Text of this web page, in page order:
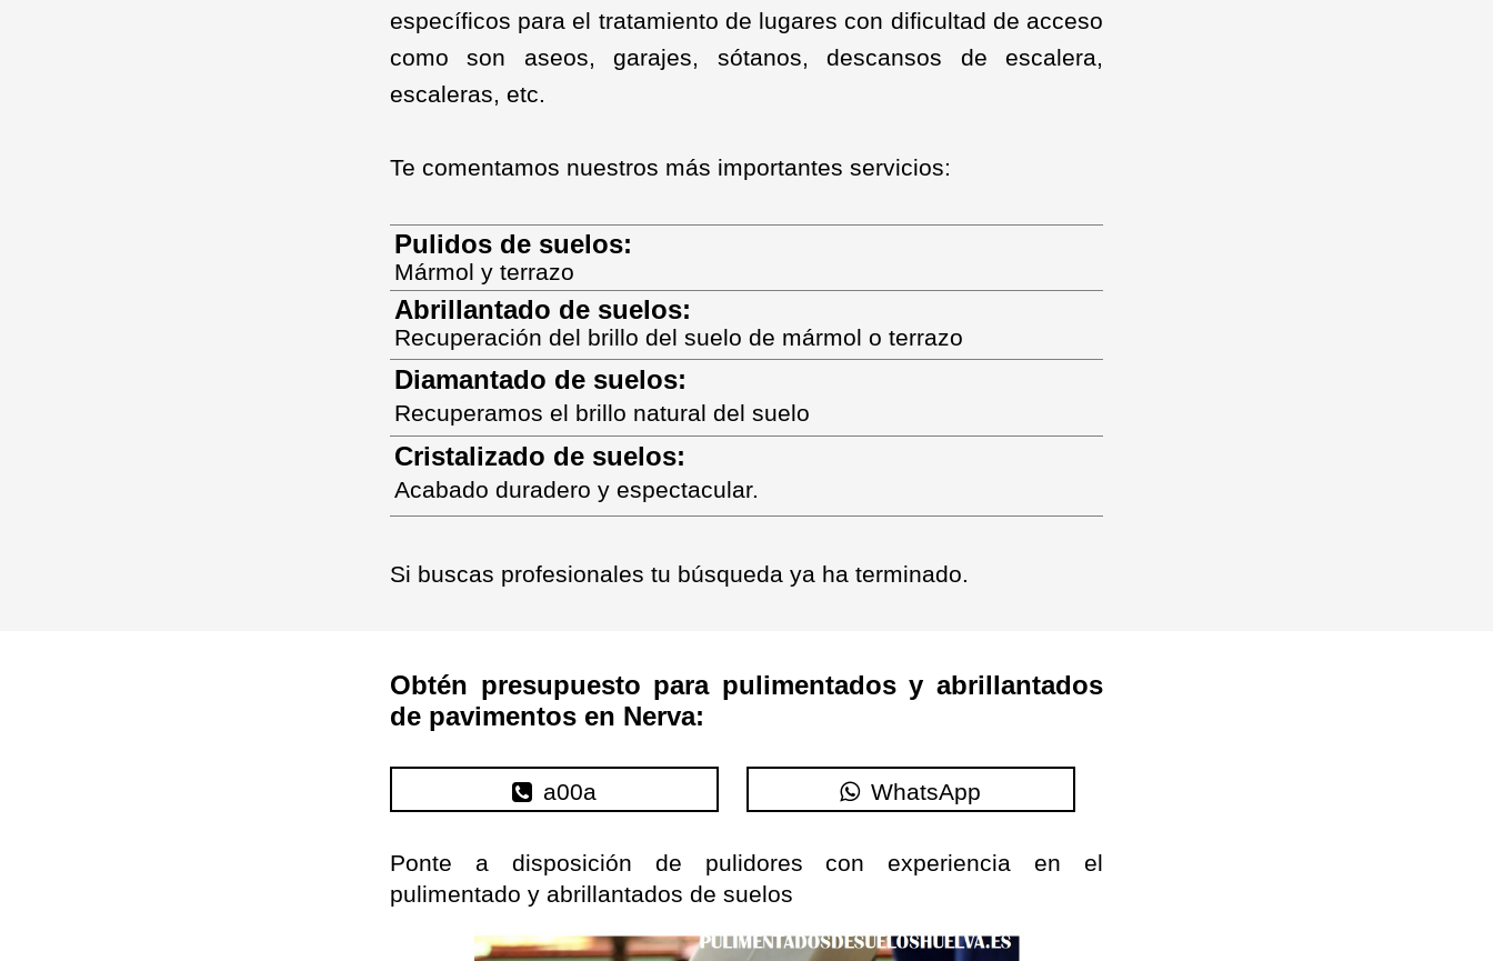
específicos para el tratamiento de lugares con dificultad de acceso
como son aseos, garajes, sótanos, descansos de escalera,
escaleras, etc.
Te comentamos nuestros más importantes servicios:
Pulidos de suelos:
Mármol y terrazo
Abrillantado de suelos:
Recuperación del brillo del suelo de mármol o terrazo
Diamantado de suelos:
Recuperamos el brillo natural del suelo
Cristalizado de suelos:
Acabado duradero y espectacular.
Si buscas profesionales tu búsqueda ya ha terminado.
Obtén presupuesto para pulimentados y abrillantados
de pavimentos en Nerva:
a00a WhatsApp
Ponte a disposición de pulidores con experiencia en el
pulimentado y abrillantados de suelos